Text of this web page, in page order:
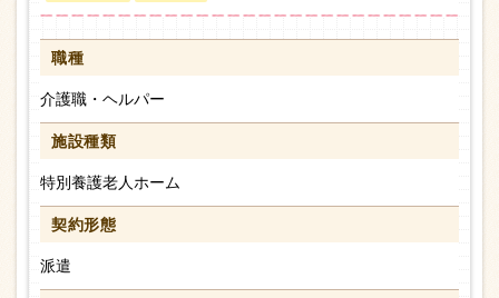
職種
介護職・ヘルパー
施設種類
特別養護老人ホーム
契約形態
派遣